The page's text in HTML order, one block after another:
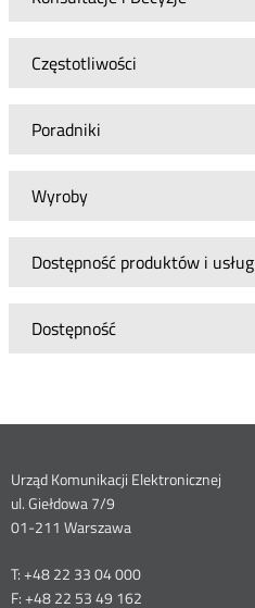
Częstotliwości
Poradniki
Wyroby
Dostępność produktów i usług
Dostępność
Dane
kontaktowe
Urząd Komunikacji Elektronicznej
ul. Giełdowa 7/9
01-211 Warszawa
T: +48 22 33 04 000
F: +48 22 53 49 162